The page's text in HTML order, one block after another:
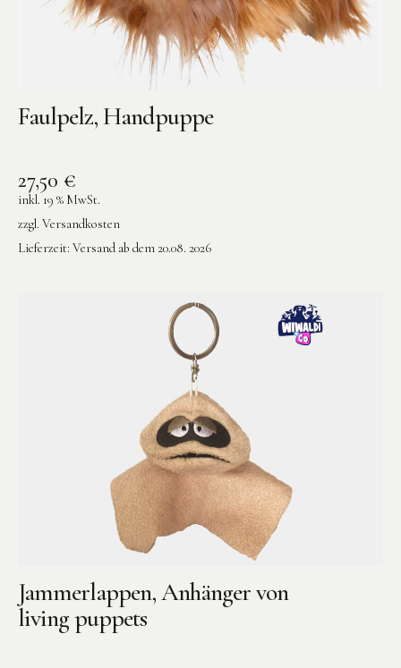
Faulpelz, Handpuppe
27,50 €
inkl. 19 % MwSt.
zzgl. Versandkosten
Lieferzeit: Versand ab dem 20.08. 2026
Jammerlappen, Anhänger von
living puppets